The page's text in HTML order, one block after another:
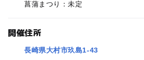
菖蒲まつり：未定
開催住所
長崎県大村市玖島1-43